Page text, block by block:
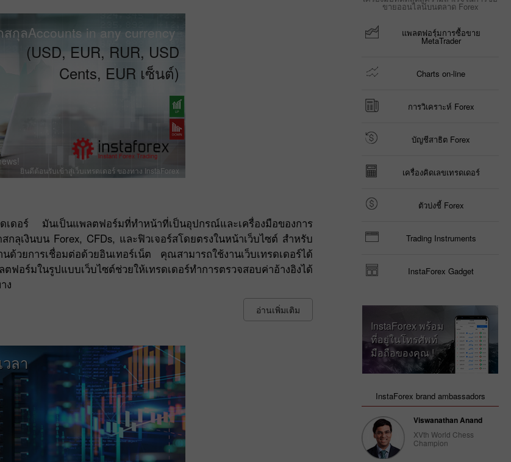
กุลAccounts in any currency
(USD, EUR, RUR, USD
Cents, EUR เซ็นต์)
ยินดีต้อนรับเข้าสู่เว็บเทรดเดอร์ ของทาง InstaForex
เดอร์ มันเป็นแพลตฟอร์มที่ทำหน้าที่เป็นอุปกรณ์และเครื่องมือของการ
ลุเงินบน Forex, CFDs, และฟิวเจอร์สโดยตรงในหน้าเว็บไซต์ สำหรับ
ด้วยการเชื่อมต่อด้วยอินเทอร์เน็ต คุณสามารถใช้งานเว็บเทรดเดอร์ได้
มในรูปแบบเว็บไซต์ช่วยให้เทรดเดอร์ทำการตรวจสอบค่าอ้างอิงได้
ง
อ่านเพิ่มเติม
ลา
ขายออนไลน์บนตลาด Forex
แพลตฟอรฺ์มการซื้อขาย
MetaTrader
Charts on-line
การวิเคราะห์ Forex
บัญชีสาธิต Forex
เครื่องคิดเลขเทรดเดอร์
ตัวบ่งชี้ Forex
Trading Instruments
InstaForex Gadget
InstaForex พร้อม
ที่อยู่ในโทรศัพท์
มือถือของคุณ !
InstaForex brand ambassadors
Viswanathan Anand
XVth World Chess
Champion